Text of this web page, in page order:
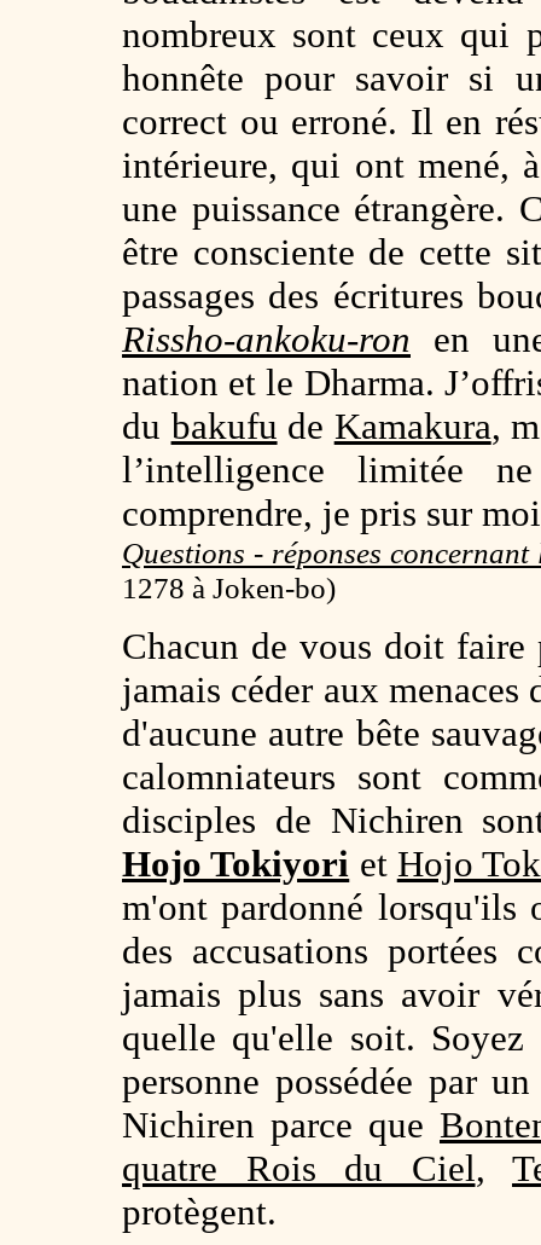
nombreux sont ceux qui
honnête pour savoir si
correct ou erroné. Il en
intérieure, qui ont mené,
une puissance étrangère.
être consciente de cette
passages des écritures
Rissho-ankoku-ron en
nation et le Dharma.
du bakufu de Kamakura,
l’intelligence limitée
comprendre, je pris sur
Questions - réponses
1278 à Joken-bo)
Chacun de vous doit
jamais céder aux
d'aucune autre bête
calomniateurs sont
disciples de Nichiren
Hojo Tokiyori et Hojo
m'ont pardonné lorsqu'ils
des accusations portées
jamais plus sans avoir
quelle qu'elle soit. Soyez
personne possédée par
Nichiren parce que
quatre Rois du Ciel,
protègent.